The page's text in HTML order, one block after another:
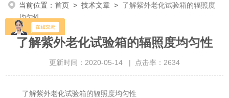
当前位置：首页 >技术文章 > 了解紫外老化试验箱的辐照度
均匀性
了解紫外老化试验箱的辐照度均匀性
更新时间：2020-05-14 | 点击率：2634
了解紫外老化试验箱的辐照度均匀性